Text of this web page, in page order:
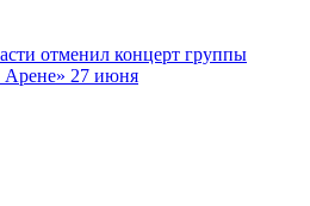
отменил концерт группы
Арене» 27 июня